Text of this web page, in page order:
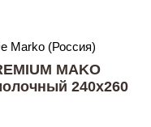
Marko (Россия)
MAKO
240х260